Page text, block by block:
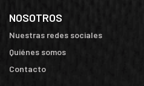
NOSOTROS
Nuestras redes sociales
Quiénes somos
Contacto